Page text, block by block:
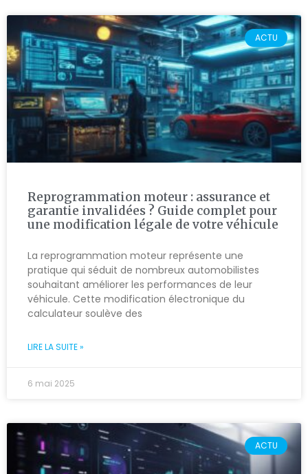
ACTU
Reprogrammation moteur : assurance et
garantie invalidées ? Guide complet pour
une modification légale de votre véhicule
La reprogrammation moteur représente une
pratique qui séduit de nombreux automobilistes
souhaitant améliorer les performances de leur
véhicule. Cette modification électronique du
calculateur soulève des
LIRE LA SUITE »
6 mai 2025
ACTU